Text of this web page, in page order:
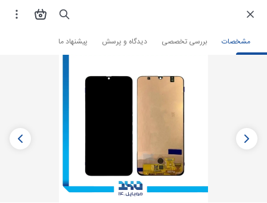
مشخصات بررسی تخصصی دیدگاه و پرسش پیشنهاد ما فروشگاه اینترنتی لوازم جانبی و قطعات موبایل قطعات موبایل